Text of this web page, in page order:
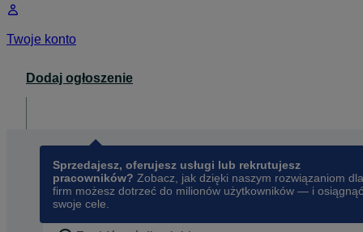
Twoje konto
Dodaj ogłoszenie
Sprzedajesz, oferujesz usługi lub rekrutujesz
pracowników? Zobacz, jak dzięki naszym rozwiązaniom dla
firm możesz dotrzeć do milionów użytkowników — i osiągnąć
swoje cele.